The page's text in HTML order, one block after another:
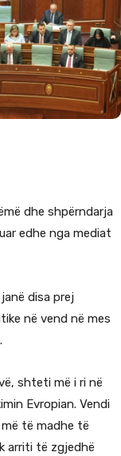
dhe shpërndarja
edhe nga mediat
disa prej
në vend në mes
shteti më i ri në
Evropian. Vendi
të madhe të
arriti të zgjedhë